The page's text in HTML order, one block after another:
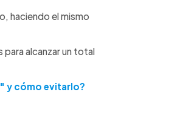
haciendo el mismo
alcanzar un total
y cómo evitarlo?